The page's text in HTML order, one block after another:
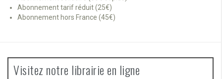
Abonnement tarif réduit (25€)
Abonnement hors France (45€)
Visitez notre librairie en ligne